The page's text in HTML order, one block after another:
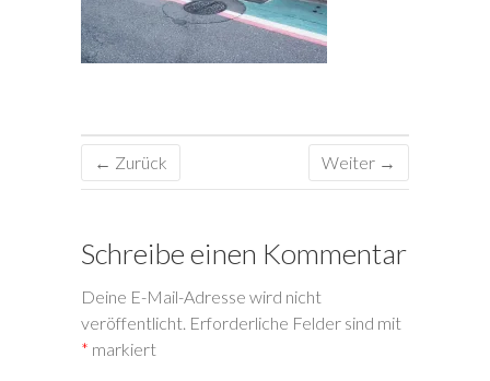
← Zurück Weiter →
Schreibe einen Kommentar
Deine E-Mail-Adresse wird nicht
veröffentlicht. Erforderliche Felder sind mit
* markiert